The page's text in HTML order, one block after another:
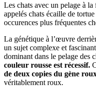
Les chats avec un pelage à
appelés chats écaille de
occurences plus fréquentes
La génétique à l’œuvre
un sujet complexe et
dominant dans le pelage des
couleur rousse est récessif.
de deux copies du gène
véritablement roux.